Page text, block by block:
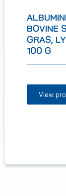
BOVINE
GRAS,
100 G
View